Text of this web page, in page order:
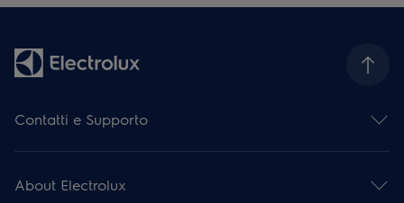
Contatti e Supporto
Iscriviti alla nostra newsletter
Facebook
About Electrolux